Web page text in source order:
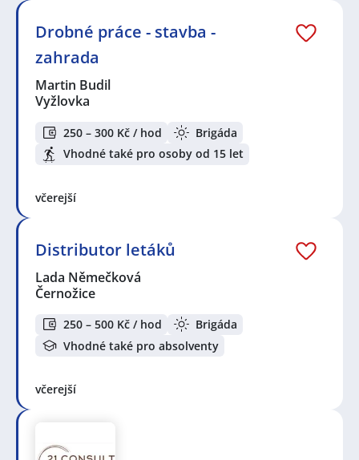
Drobné práce - stavba -
zahrada
Martin Budil
Vyžlovka
250 – 300 Kč / hod
Brigáda
Vhodné také pro osoby od 15 let
včerejší
Distributor letáků
Lada Němečková
Černožice
250 – 500 Kč / hod
Brigáda
Vhodné také pro absolventy
včerejší